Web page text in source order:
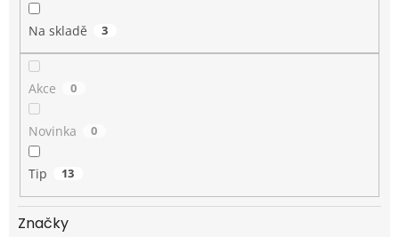
Na skladě 3
Akce 0
Novinka 0
Tip 13
Značky